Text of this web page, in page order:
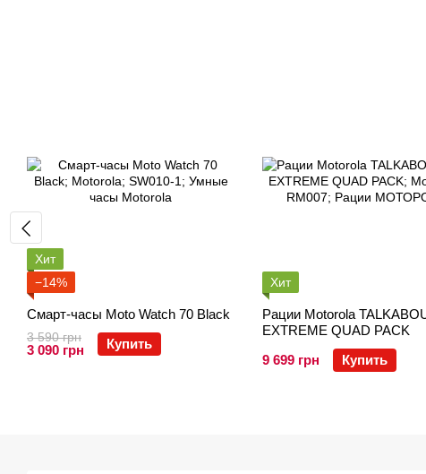
Хит
−14%
Смарт-часы Moto Watch 70 Black
3 590 грн
3 090 грн Купить
Хит
Рации Motorola
EXTREME QUAD PACK
9 699 грн
Купить